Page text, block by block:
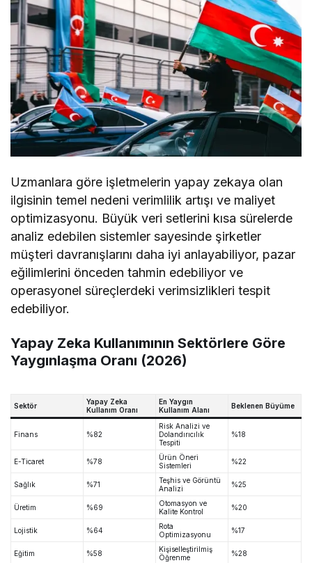
Uzmanlara göre işletmelerin yapay zekaya olan
ilgisinin temel nedeni verimlilik artışı ve maliyet
optimizasyonu. Büyük veri setlerini kısa sürelerde
analiz edebilen sistemler sayesinde şirketler
müşteri davranışlarını daha iyi anlayabiliyor, pazar
eğilimlerini önceden tahmin edebiliyor ve
operasyonel süreçlerdeki verimsizlikleri tespit
edebiliyor.
Yapay Zeka Kullanımının Sektörlere Göre
Yaygınlaşma Oranı (2026)
Sektör
Yapay Zeka
Kullanım Oranı
En Yaygın
Kullanım Alanı
Beklenen Büyüme
Finans %82
Risk Analizi ve
Dolandırıcılık
Tespiti
%18
E-Ticaret %78
Ürün Öneri
Sistemleri
%22
Sağlık %71
Teşhis ve Görüntü
Analizi
%25
Üretim %69
Otomasyon ve
Kalite Kontrol
%20
Lojistik %64
Rota
Optimizasyonu
%17
Eğitim %58
Kişiselleştirilmiş
Öğrenme
%28